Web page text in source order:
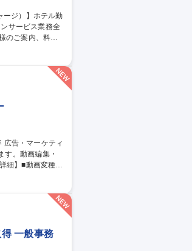
理・飲み物の配
す。動画編集・
ットへの書き出
当社業務全般]
一般事務